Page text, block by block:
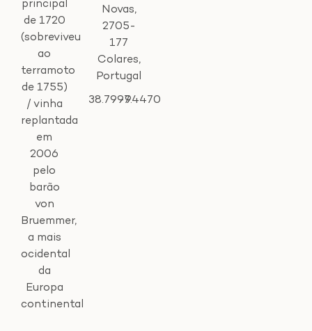
principal
de 1720
(sobreviveu
ao
terramoto
de 1755)
/ vinha
replantada
em
2006
pelo
barão
von
Bruemmer,
a mais
ocidental
da
Europa
continental
Novas,
2705-
177
Colares,
Portugal
38.7997-9.4470